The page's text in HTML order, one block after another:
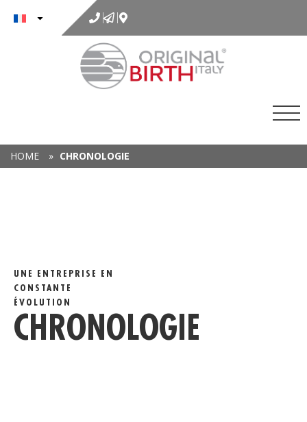
contenu
HOME » CHRONOLOGIE
UNE ENTREPRISE EN
CONSTANTE
ÉVOLUTION
CHRONOLOGIE